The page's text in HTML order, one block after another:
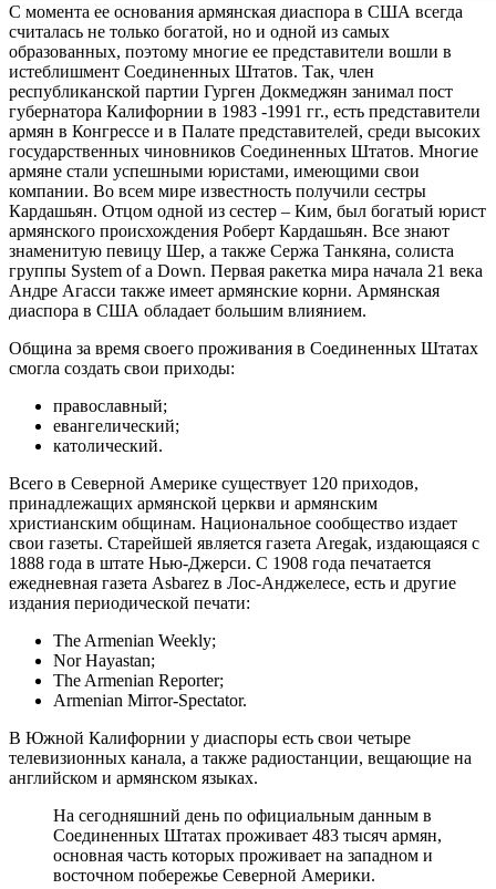
С момента ее основания армянская диаспора в США всегда
считалась не только богатой, но и одной из самых
образованных, поэтому многие ее представители вошли в
истеблишмент Соединенных Штатов. Так, член
республиканской партии Гурген Докмеджян занимал пост
губернатора Калифорнии в 1983 -1991 гг., есть представители
армян в Конгрессе и в Палате представителей, среди высоких
государственных чиновников Соединенных Штатов. Многие
армяне стали успешными юристами, имеющими свои
компании. Во всем мире известность получили сестры
Кардашьян. Отцом одной из сестер – Ким, был богатый юрист
армянского происхождения Роберт Кардашьян. Все знают
знаменитую певицу Шер, а также Сержа Танкяна, солиста
группы System of a Down. Первая ракетка мира начала 21 века
Андре Агасси также имеет армянские корни. Армянская
диаспора в США обладает большим влиянием.
Община за время своего проживания в Соединенных Штатах
смогла создать свои приходы:
православный;
евангелический;
католический.
Всего в Северной Америке существует 120 приходов,
принадлежащих армянской церкви и армянским
христианским общинам. Национальное сообщество издает
свои газеты. Старейшей является газета Aregak, издающаяся с
1888 года в штате Нью-Джерси. С 1908 года печатается
ежедневная газета Asbarez в Лос-Анджелесе, есть и другие
издания периодической печати:
The Armenian Weekly;
Nor Hayastan;
The Armenian Reporter;
Armenian Mirror-Spectator.
В Южной Калифорнии у диаспоры есть свои четыре
телевизионных канала, а также радиостанции, вещающие на
английском и армянском языках.
На сегодняшний день по официальным данным в
Соединенных Штатах проживает 483 тысяч армян,
основная часть которых проживает на западном и
восточном побережье Северной Америки.